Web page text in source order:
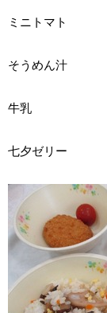
ミニトマト
そうめん汁
牛乳
七夕ゼリー